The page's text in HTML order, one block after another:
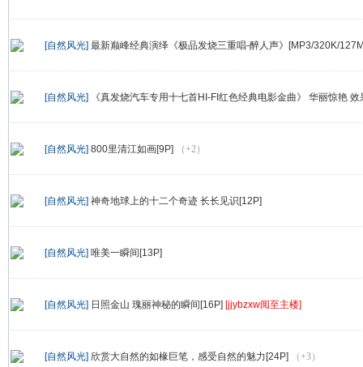
[自然风光] 最新巅峰经典演绎《极品发烧三重唱-醉人声》[MP3/320K/
[自然风光] 《真发烧汽车专用十七首HI-FI红色经典电影金曲》 华丽惊艳
[自然风光] 800里清江如画[9P] （+2）
[自然风光] 神奇地球上的十二个奇迹 长长见识[12P]
[自然风光] 唯美一瞬间[13P]
[自然风光] 日照金山 瑰丽神秘的瞬间[16P] [jjybzxw阅至主楼]
[自然风光] 欣赏大自然的如椽巨笔，感受自然的魅力[24P] （+3）